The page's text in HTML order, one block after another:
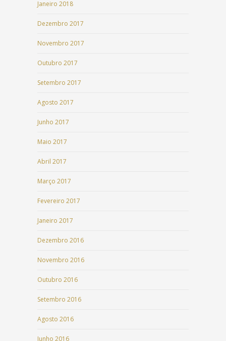
Janeiro 2018
Dezembro 2017
Novembro 2017
Outubro 2017
Setembro 2017
Agosto 2017
Junho 2017
Maio 2017
Abril 2017
Março 2017
Fevereiro 2017
Janeiro 2017
Dezembro 2016
Novembro 2016
Outubro 2016
Setembro 2016
Agosto 2016
Junho 2016